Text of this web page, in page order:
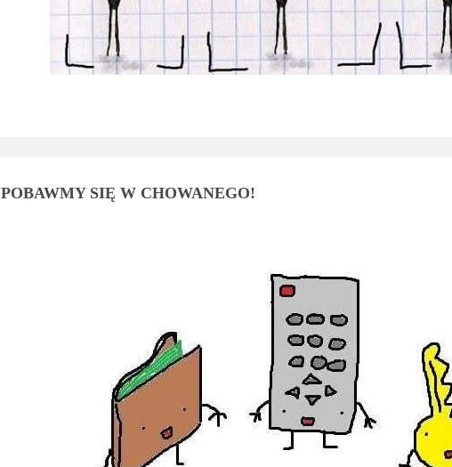
POBAWMY SIĘ W CHOWANEGO!